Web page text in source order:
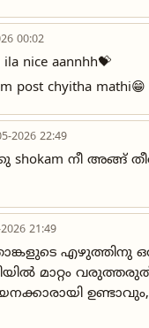
00:02
nice aannhh💝
post chyitha mathi😁
2026 22:49
shokam നീ അങ്ങ്
21:49
എഴുത്തിനു
മാറ്റം